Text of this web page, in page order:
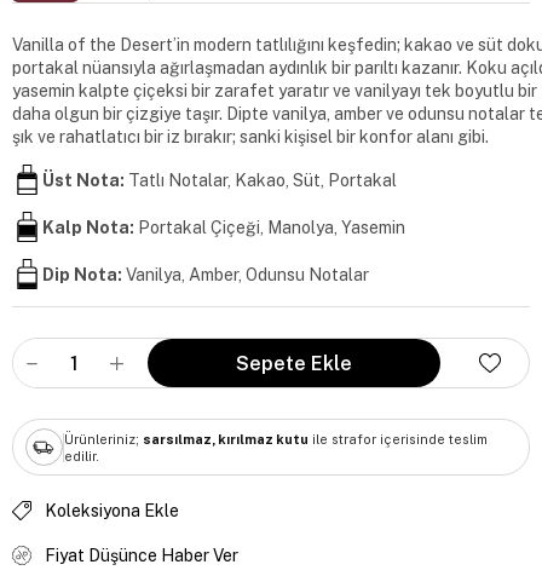
Vanilla of the Desert’in modern tatlılığını keşfedin; kakao ve süt
portakal nüansıyla ağırlaşmadan aydınlık bir parıltı kazanır. Koku
yasemin kalpte çiçeksi bir zarafet yaratır ve vanilyayı tek boyutlu bir
daha olgun bir çizgiye taşır. Dipte vanilya, amber ve odunsu notalar
şık ve rahatlatıcı bir iz bırakır; sanki kişisel bir konfor alanı gibi.
Üst Nota: Tatlı Notalar, Kakao, Süt, Portakal
Kalp Nota: Portakal Çiçeği, Manolya, Yasemin
Dip Nota: Vanilya, Amber, Odunsu Notalar
Ürünleriniz; sarsılmaz, kırılmaz kutu ile strafor içerisinde teslim
edilir.
Koleksiyona Ekle
Fiyat Düşünce Haber Ver